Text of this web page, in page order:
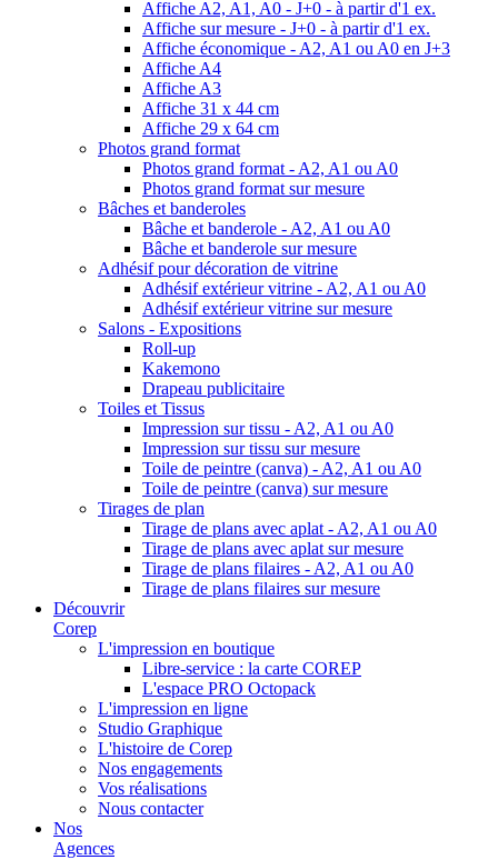
Affiche A2, A1, A0 - J+0 - à partir d'1 ex.
Affiche sur mesure - J+0 - à partir d'1 ex.
Affiche économique - A2, A1 ou A0 en J+3
Affiche A4
Affiche A3
Affiche 31 x 44 cm
Affiche 29 x 64 cm
Photos grand format
Photos grand format - A2, A1 ou A0
Photos grand format sur mesure
Bâches et banderoles
Bâche et banderole - A2, A1 ou A0
Bâche et banderole sur mesure
Adhésif pour décoration de vitrine
Adhésif extérieur vitrine - A2, A1 ou A0
Adhésif extérieur vitrine sur mesure
Salons - Expositions
Roll-up
Kakemono
Drapeau publicitaire
Toiles et Tissus
Impression sur tissu - A2, A1 ou A0
Impression sur tissu sur mesure
Toile de peintre (canva) - A2, A1 ou A0
Toile de peintre (canva) sur mesure
Tirages de plan
Tirage de plans avec aplat - A2, A1 ou A0
Tirage de plans avec aplat sur mesure
Tirage de plans filaires - A2, A1 ou A0
Tirage de plans filaires sur mesure
Découvrir
Corep
L'impression en boutique
Libre-service : la carte COREP
L'espace PRO Octopack
L'impression en ligne
Studio Graphique
L'histoire de Corep
Nos engagements
Vos réalisations
Nous contacter
Nos
Agences